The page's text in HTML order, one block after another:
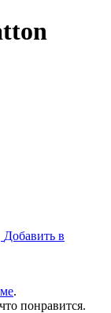
Добавить в
.
понравится.